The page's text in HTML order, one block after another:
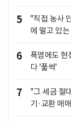
5
"직접 농사
에 떨고 있
6
폭염에도
다 '풀썩'
7
"그 세금 절
기·교환 매